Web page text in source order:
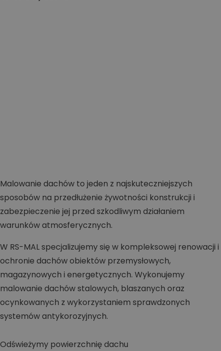
Malowanie dachów to jeden z najskuteczniejszych
sposobów na przedłużenie żywotności konstrukcji i
zabezpieczenie jej przed szkodliwym działaniem
warunków atmosferycznych.
W RS-MAL specjalizujemy się w kompleksowej renowacji i
ochronie dachów obiektów przemysłowych,
magazynowych i energetycznych. Wykonujemy
malowanie dachów stalowych, blaszanych oraz
ocynkowanych z wykorzystaniem sprawdzonych
systemów antykorozyjnych.
Odświeżymy powierzchnię dachu